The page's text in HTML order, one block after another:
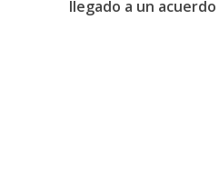
llegado a un acuerdo